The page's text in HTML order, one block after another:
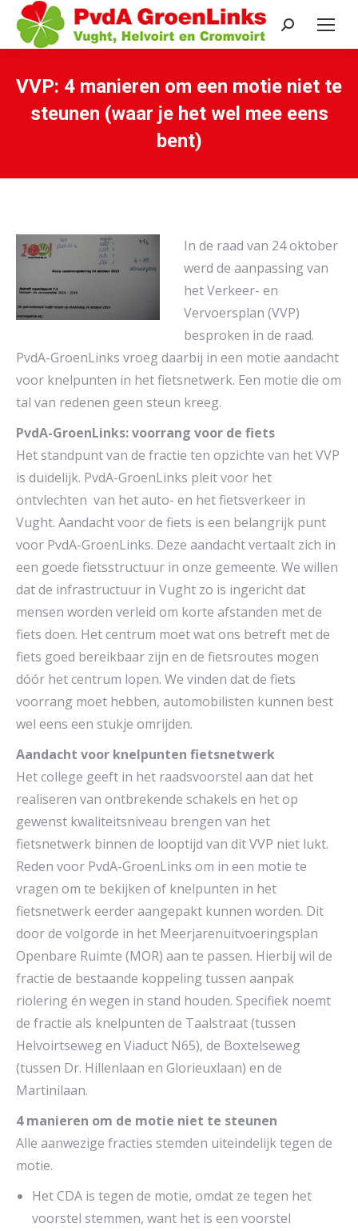
Search:
VVP: 4 manieren om een motie niet te
steunen (waar je het wel mee eens
bent)
In de raad van 24 oktober
werd de aanpassing van
het Verkeer- en
Vervoersplan (VVP)
besproken in de raad.
PvdA-GroenLinks vroeg daarbij in een motie aandacht
voor knelpunten in het fietsnetwerk. Een motie die om
tal van redenen geen steun kreeg.
PvdA-GroenLinks: voorrang voor de fiets
Het standpunt van de fractie ten opzichte van het VVP
is duidelijk. PvdA-GroenLinks pleit voor het
ontvlechten van het auto- en het fietsverkeer in
Vught. Aandacht voor de fiets is een belangrijk punt
voor PvdA-GroenLinks. Deze aandacht vertaalt zich in
een goede fietsstructuur in onze gemeente. We willen
dat de infrastructuur in Vught zo is ingericht dat
mensen worden verleid om korte afstanden met de
fiets doen. Het centrum moet wat ons betreft met de
fiets goed bereikbaar zijn en de fietsroutes mogen
dóór het centrum lopen. We vinden dat de fiets
voorrang moet hebben, automobilisten kunnen best
wel eens een stukje omrijden.
Aandacht voor knelpunten fietsnetwerk
Het college geeft in het raadsvoorstel aan dat het
realiseren van ontbrekende schakels en het op
gewenst kwaliteitsniveau brengen van het
fietsnetwerk binnen de looptijd van dit VVP niet lukt.
Reden voor PvdA-GroenLinks om in een motie te
vragen om te bekijken of knelpunten in het
fietsnetwerk eerder aangepakt kunnen worden. Dit
door de volgorde in het Meerjarenuitvoeringsplan
Openbare Ruimte (MOR) aan te passen. Hierbij wil de
fractie de bestaande koppeling tussen aanpak
riolering én wegen in stand houden. Specifiek noemt
de fractie als knelpunten de Taalstraat (tussen
Helvoirtseweg en Viaduct N65), de Boxtelseweg
(tussen Dr. Hillenlaan en Glorieuxlaan) en de
Martinilaan.
4 manieren om de motie niet te steunen
Alle aanwezige fracties stemden uiteindelijk tegen de
motie.
Het CDA is tegen de motie, omdat ze tegen het
voorstel stemmen, want het is een voorstel